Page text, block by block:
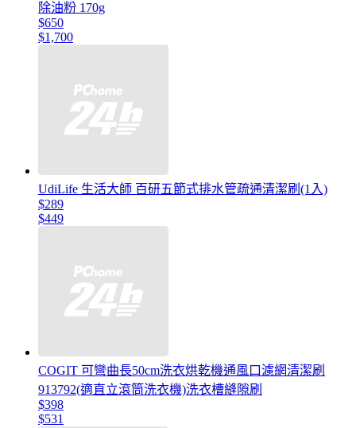
除油粉 170g
$650
$1,700
UdiLife 生活大師 百研五節式排水管疏通清潔刷(1入)
$289
$449
COGIT 可彎曲長50cm洗衣烘乾機通風口濾網清潔刷
913792(適直立滾筒洗衣機)洗衣槽縫隙刷
$398
$531